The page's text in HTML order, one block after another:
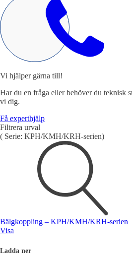
Vi hjälper gärna till!
Har du en fråga eller behöver du teknisk
vi dig.
Få experthjälp
Filtrera urval
( Serie: KPH/KMH/KRH-serien)
Bälgkoppling – KPH/KMH/KRH-serien
Visa
Ladda ner